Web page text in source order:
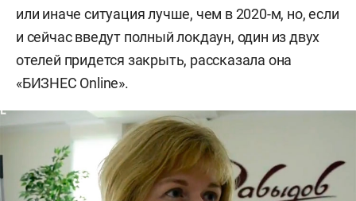
или иначе ситуация лучше, чем в 2020-м, но, если
и сейчас введут полный локдаун, один из двух
отелей придется закрыть, рассказала она
«БИЗНЕС Online».